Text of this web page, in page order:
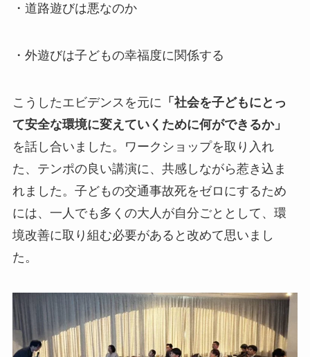
・道路遊びは悪なのか
・外遊びは子どもの幸福度に関係する
こうしたエビデンスを元に 「社会を子どもにとっ
て安全な環境に変えていくために何ができるか」
を話し合いました。ワークショップを取り入れ
た、テンポの良い講演に、共感しながら惹き込ま
れました。子どもの交通事故死をゼロにするため
には、一人でも多くの大人が自分ごととして、環
境改善に取り組む必要があると改めて思いまし
た。